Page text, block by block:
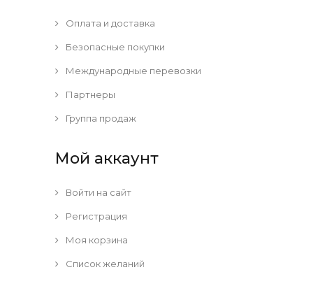
Оплата и доставка
Безопасные покупки
Международные перевозки
Партнеры
Группа продаж
Мой аккаунт
Войти на сайт
Регистрация
Моя корзина
Список желаний